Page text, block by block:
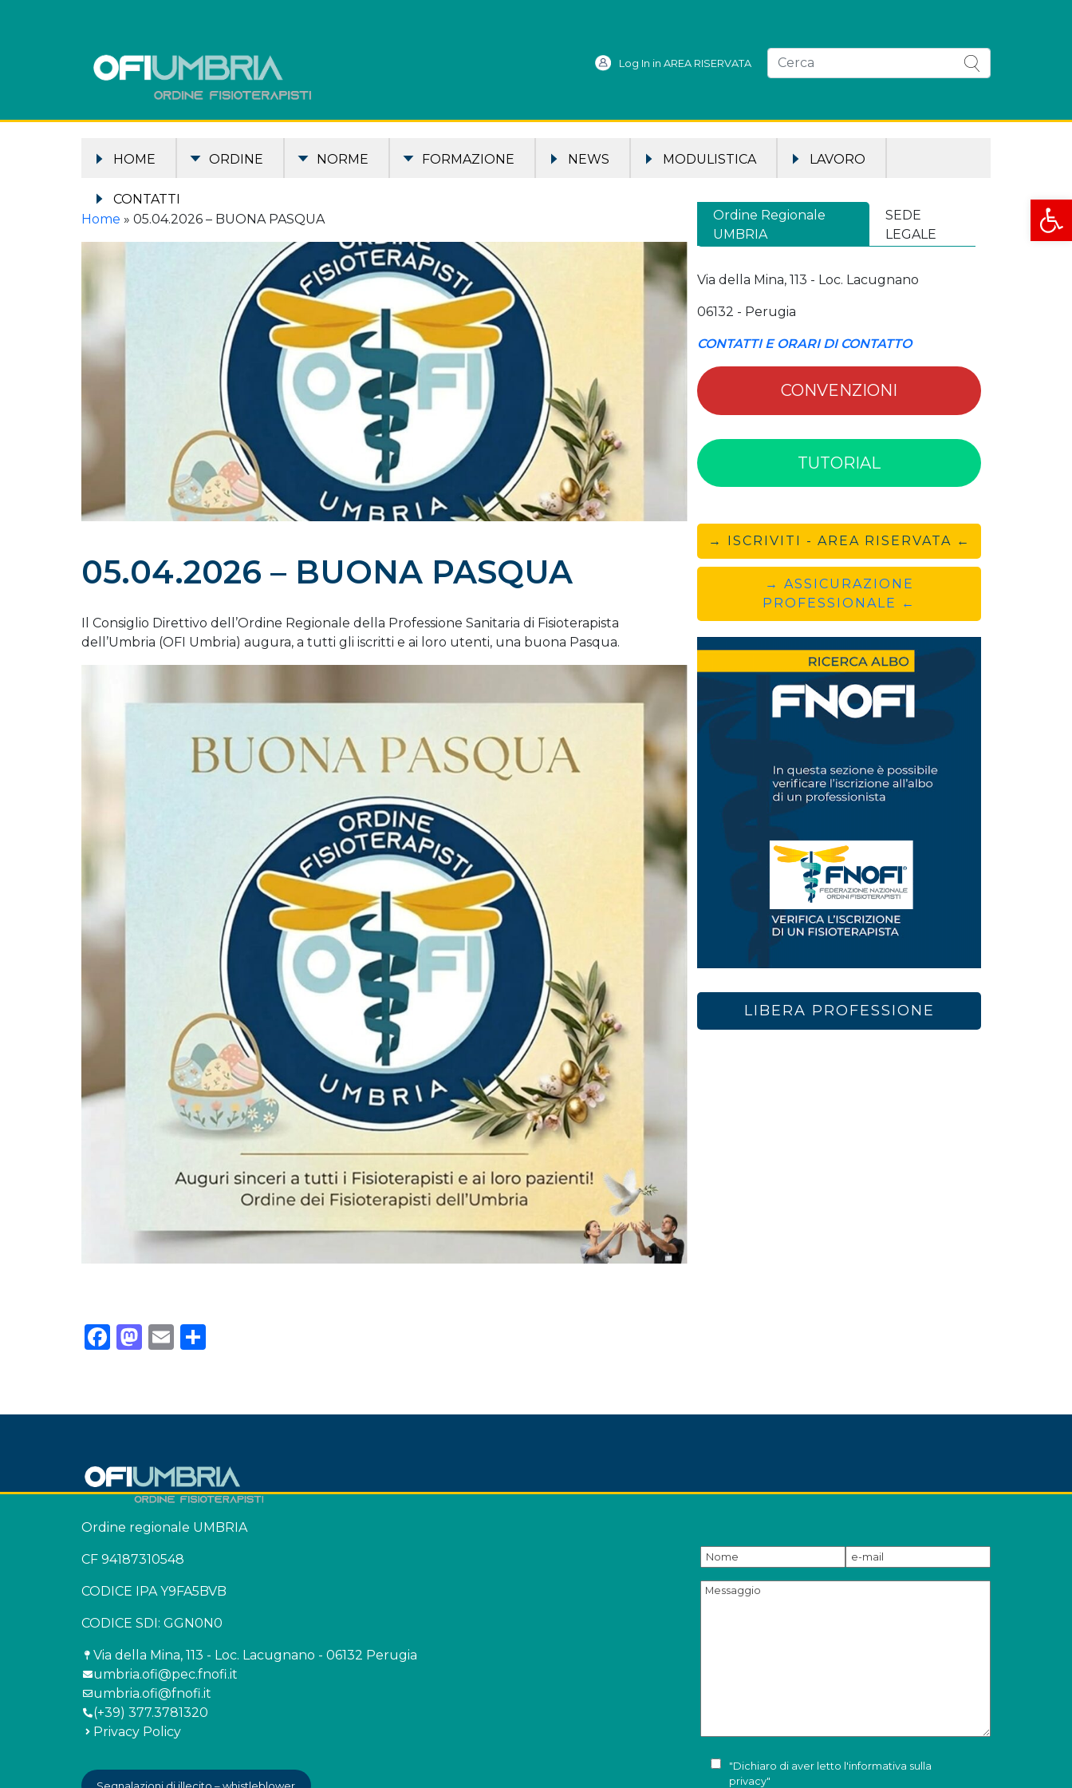
Apri
Log In in AREA RISERVATA
HOME ORDINE NORME FORMAZIONE NEWS MODULISTICA LAVORO
CONTATTI
Home » 05.04.2026 – BUONA PASQUA
05.04.2026 – BUONA PASQUA
Il Consiglio Direttivo dell’Ordine Regionale della Professione Sanitaria di Fisioterapista
dell’Umbria (OFI Umbria) augura, a tutti gli iscritti e ai loro utenti, una buona Pasqua.
Facebook
Mastodon
Email
Ordine Regionale
UMBRIA
SEDE
LEGALE
Via della Mina, 113 - Loc. Lacugnano
06132 - Perugia
CONTATTI E ORARI DI CONTATTO
CONVENZIONI
TUTORIAL
→ ISCRIVITI - AREA RISERVATA ←
→ ASSICURAZIONE
PROFESSIONALE ←
LIBERA PROFESSIONE
Ordine regionale UMBRIA
CF 94187310548
CODICE IPA Y9FA5BVB
CODICE SDI: GGN0N0
Via della Mina, 113 - Loc. Lacugnano - 06132 Perugia
umbria.ofi@pec.fnofi.it
umbria.ofi@fnofi.it
(+39) 377.3781320
Privacy Policy
Segnalazioni di illecito – whistleblower
"Dichiaro di aver letto l'informativa sulla
privacy"